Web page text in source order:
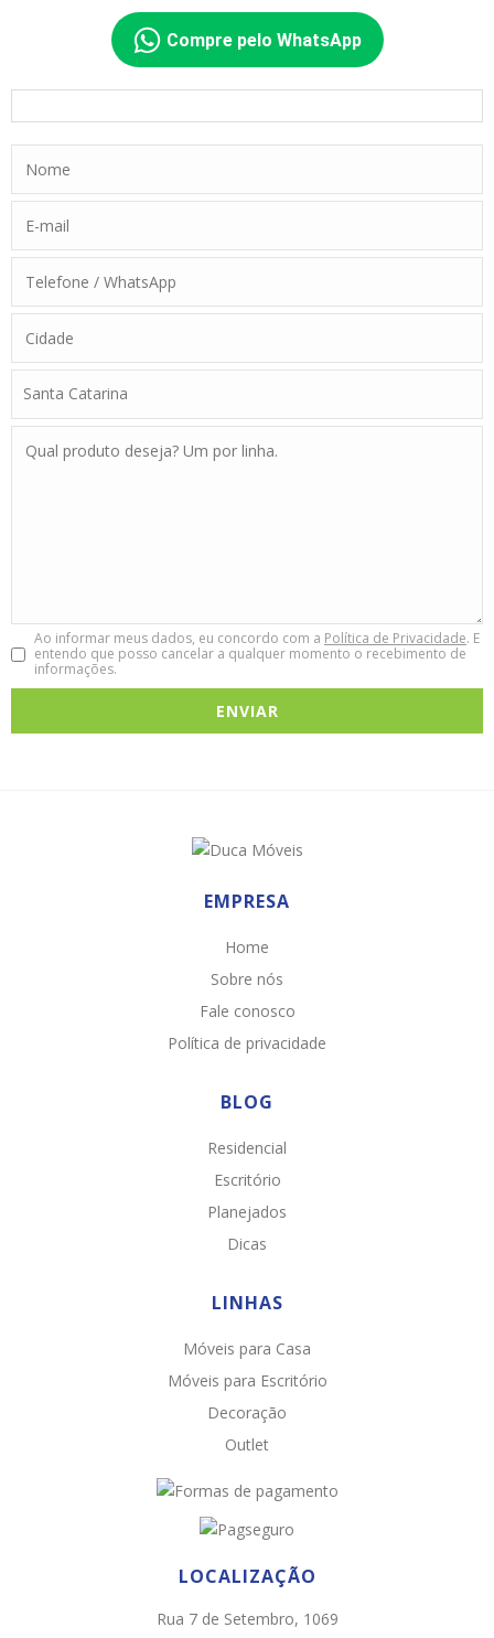
Compre pelo WhatsApp
Ao informar meus dados, eu concordo com a Política de Privacidade. E
entendo que posso cancelar a qualquer momento o recebimento de
informações.
EMPRESA
Home
Sobre nós
Fale conosco
Política de privacidade
BLOG
Residencial
Escritório
Planejados
Dicas
LINHAS
Móveis para Casa
Móveis para Escritório
Decoração
Outlet
LOCALIZAÇÃO
Rua 7 de Setembro, 1069
Chat WhatsApp
Por favor, preencha os campos abaixo para